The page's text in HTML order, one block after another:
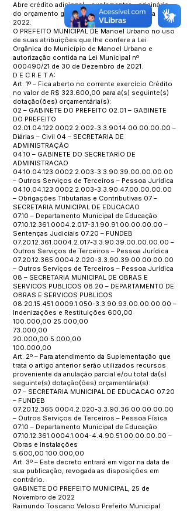
Abre crédito adicional – suplementar – originário
do orçamento geral no Orçamento programa de
2022.
O PREFEITO MUNICIPAL DE Manoel Urbano no uso
de suas atribuições que lhe confere a Lei
Orgânica do Município de Manoel Urbano e
autorização contida na Lei Municipal nº
000490/21 de 30 de Dezembro de 2021.
D E C R E T A:
Art. 1º – Fica aberto no corrente exercício Crédito
no valor de R$ 323.600,00 para a(s) seguinte(s)
dotação(ões) orçamentária(s):
02 – GABINETE DO PREFEITO 02.01 – GABINETE
DO PREFEITO
02.01.04.122.0002.2.002-3.3.90.14.00.00.00.00 –
Diárias – Civil 04 – SECRETARIA DE
ADMINISTRAÇÃO
04.10 – GABINETE DO SECRETARIO DE
ADMINISTRACAO
04.10.04.123.0002.2.003-3.3.90.39.00.00.00.00
– Outros Serviços de Terceiros – Pessoa Jurídica
04.10.04.123.0002.2.003-3.3.90.47.00.00.00.00
– Obrigações Tributarias e Contributivas 07 –
SECRETARIA MUNICIPAL DE EDUCACAO
07.10 – Departamento Municipal de Educação
07.10.12.361.0004.2.017-3.1.90.91.00.00.00.00 –
Sentenças Judiciais 07.20 – FUNDEB
07.20.12.361.0004.2.017-3.3.90.39.00.00.00.00 –
Outros Serviços de Terceiros – Pessoa Jurídica
07.20.12.365.0004.2.020-3.3.90.39.00.00.00.00
– Outros Serviços de Terceiros – Pessoa Jurídica
08 – SECRETARIA MUNICIPAL DE OBRAS E
SERVICOS PUBLICOS 08.20 – DEPARTAMENTO DE
OBRAS E SERVICOS PUBLICOS
08.20.15.451.0009.1.050-3.3.90.93.00.00.00.00 –
Indenizações e Restituições 600,00
100.000,00 25.000,00
73.000,00
20.000,00 5.000,00
100.000,00
Art. 2º – Para atendimento da Suplementação que
trata o artigo anterior serão utilizados recursos
proveniente da anulação parcial e/ou total da(s)
seguinte(s) dotação(ões) orçamentária(s):
07 – SECRETARIA MUNICIPAL DE EDUCACAO 07.20
– FUNDEB
07.20.12.365.0004.2.020-3.3.90.36.00.00.00.00
– Outros Serviços de Terceiros – Pessoa Física
07.10 – Departamento Municipal de Educação
07.10.12.361.0004.1.004-4.4.90.51.00.00.00.00 –
Obras e Instalações
5.600,00 100.000,00
Art. 3º – Este decreto entrará em vigor na data de
sua publicação, revogada as disposições em
contrário.
GABINETE DO PREFEITO MUNICIPAL, 25 de
Novembro de 2022
Raimundo Toscano Veloso Prefeito Municipal